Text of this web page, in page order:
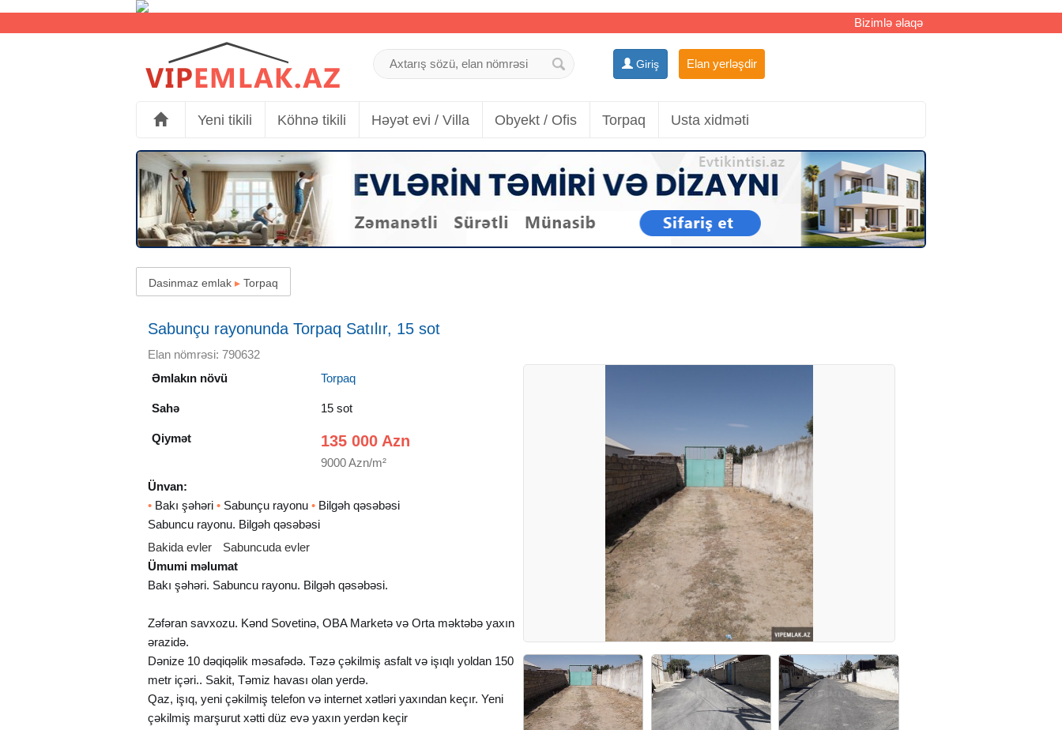
Bizimlə əlaqə
Giriş Elan yerləşdir
Yeni tikili Köhnə tikili Həyət evi / Villa Obyekt / Ofis Torpaq Usta xidməti
Dasinmaz emlak ▸ Torpaq
Sabunçu rayonunda Torpaq Satılır, 15 sot
Elan nömrəsi: 790632
Əmlakın növü
Torpaq
Sahə 15 sot
Qiymət 135 000 Azn
9000 Azn/m²
Ünvan:
• Bakı şəhəri • Sabunçu rayonu • Bilgəh qəsəbəsi
Sabuncu rayonu. Bilgəh qəsəbəsi
Bakida evler
Sabuncuda evler
Ümumi məlumat
Bakı şəhəri. Sabuncu rayonu. Bilgəh qəsəbəsi.
Zəfəran savxozu. Kənd Sovetinə, OBA Marketə və Orta məktəbə yaxın
ərazidə.
Dənize 10 dəqiqəlik məsafədə. Təzə çəkilmiş asfalt və işıqlı yoldan 150
metr içəri.. Sakit, Təmiz havası olan yerdə.
Qaz, işıq, yeni çəkilmiş telefon və internet xətləri yaxından keçır. Yeni
çəkilmiş marşurut xətti düz evə yaxın yerdən keçir